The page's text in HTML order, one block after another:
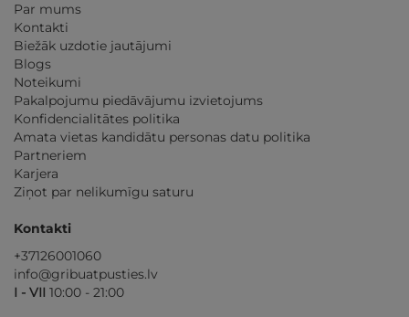
Par mums
Kontakti
Biežāk uzdotie jautājumi
Blogs
Noteikumi
Pakalpojumu piedāvājumu izvietojums
Konfidencialitātes politika
Amata vietas kandidātu personas datu politika
Partneriem
Karjera
Ziņot par nelikumīgu saturu
Kontakti
+37126001060
info@gribuatpusties.lv
I - VII 10:00 - 21:00